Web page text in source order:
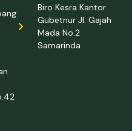
Biro Kesra Kantor
Gubetnur Jl. Gajah
Mada No.2
Samarinda